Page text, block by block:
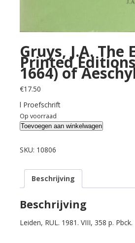
Gruys, J.A. The
Printed
1664) of
€17.50
l Proefschrift
Op voorraad
Gruys,
The
Printed
Editions
(1518-
1664)
Aeschylus.
Toevoegen aan winkelwagen
SKU: 10806
Beschrijving
Beschrijving
Leiden, RUL. 1981. VIII, 358 p. Pbck.